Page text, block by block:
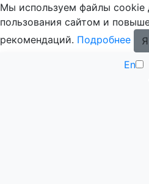
Мы используем файлы cookie
пользования сайтом и
рекомендаций. Подробнее
En